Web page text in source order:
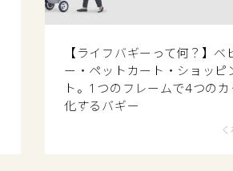
【ライフバギーって何？】ベ
ー・ペットカート・ショッピ
ト。1つのフレームで4つの
化するバギー